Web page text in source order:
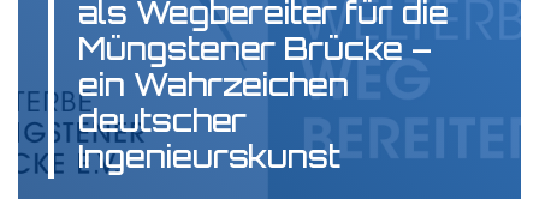
als Wegbereiter für die
Müngstener Brücke –
ein Wahrzeichen
deutscher
Ingenieurskunst